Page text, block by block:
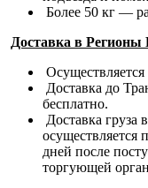
Более 50 кг —
Доставка в
Доставка до
бесплатно.
Доставка
осуществляется
дней после
торгующей